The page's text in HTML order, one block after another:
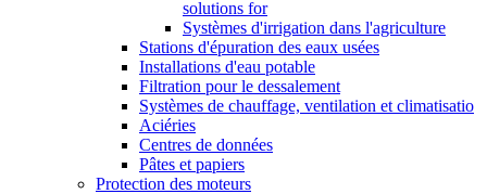
solutions for
Systèmes d'irrigation dans l'agriculture
Stations d'épuration des eaux usées
Installations d'eau potable
Filtration pour le dessalement
Systèmes de chauffage, ventilation et climatisatio
Aciéries
Centres de données
Pâtes et papiers
Protection des moteurs